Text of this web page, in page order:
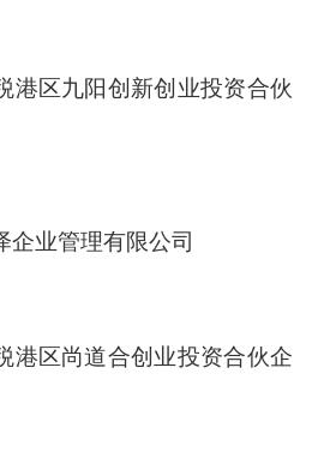
港区九阳创新创业投资合伙
企业管理有限公司
港区尚道合创业投资合伙企